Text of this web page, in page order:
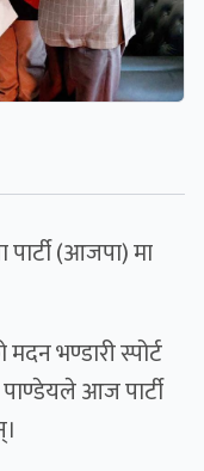
(आजपा) मा
भण्डारी स्पोर्ट
आज पार्टी